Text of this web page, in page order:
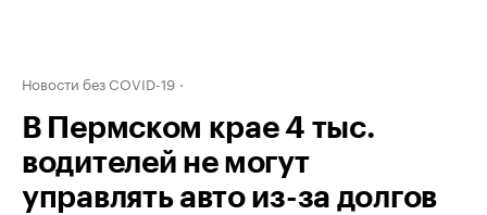
Новости без COVID-19
В Пермском крае 4 тыс.
водителей не могут
управлять авто из-за долгов